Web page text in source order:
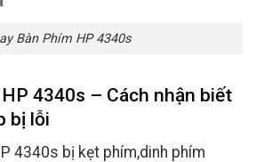
Bàn Phím HP 4340s
4340s – Cách nhận biết
bị lỗi
4340s bị kẹt phím,dinh phím